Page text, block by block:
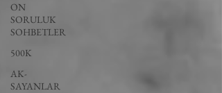
ON
SORULUK
SOHBETLER
500K
AK-
SAYANLAR